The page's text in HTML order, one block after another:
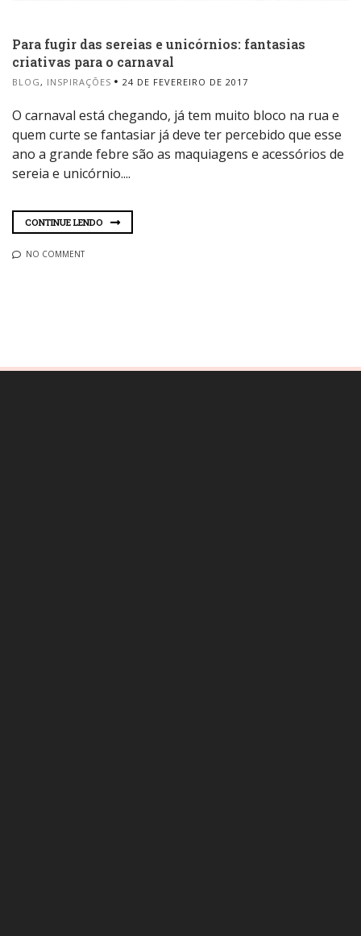
Para fugir das sereias e unicórnios: fantasias
criativas para o carnaval
BLOG, INSPIRAÇÕES 24 DE FEVEREIRO DE 2017
O carnaval está chegando, já tem muito bloco na rua e
quem curte se fantasiar já deve ter percebido que esse
ano a grande febre são as maquiagens e acessórios de
sereia e unicórnio....
CONTINUE LENDO
NO COMMENT